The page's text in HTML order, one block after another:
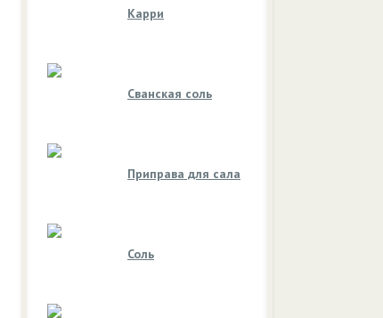
Карри
Сванская соль
Приправа для сала
Соль